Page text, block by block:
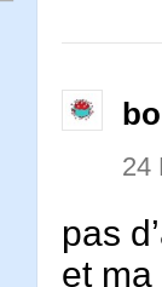
24
pas
et